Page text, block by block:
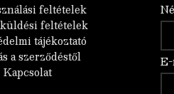
feltételek
feltételek
tájékoztató
a szerződéstől
Kapcsolat